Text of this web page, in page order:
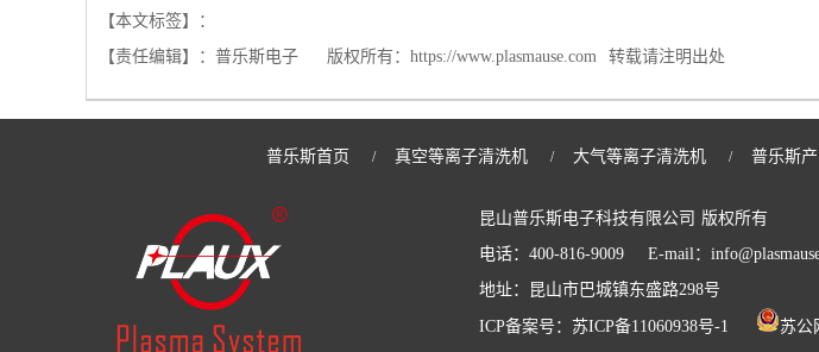
【本文标签】：
【责任编辑】： 普乐斯电子 版权所有： https://www.plasmause.com 转载请注明出处
普乐斯首页 / 真空等离子清洗机 / 大气等离子清洗机 / 普乐斯
昆山普乐斯电子科技有限公司
版权所有
电话：400-816-9009
E-mail：
地址：昆山市巴城镇东盛路298号
ICP备案号： 苏ICP备11060938号-1 苏公